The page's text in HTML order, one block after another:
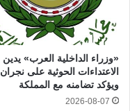
«وزراء الداخلية العرب» يدين
الاعتداءات الحوثية على نجران
ويؤكد تضامنه مع المملكة
2026-08-07